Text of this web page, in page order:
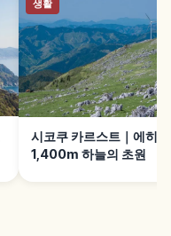
생활
시코쿠 카르스트｜에히메
1,400m 하늘의 초원